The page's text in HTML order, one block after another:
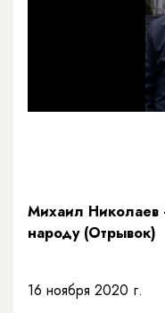
Михаил Николаев
народу (Отрывок)
16 ноября 2020 г.